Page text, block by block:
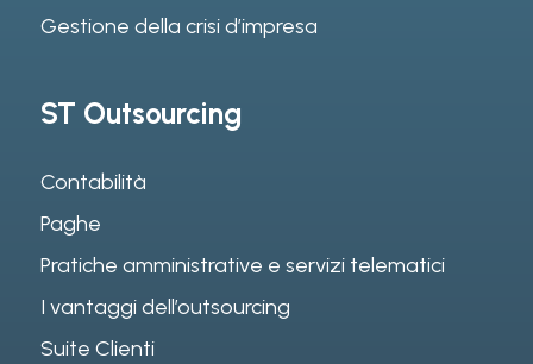
Gestione della crisi d’impresa
ST Outsourcing
Contabilità
Paghe
Pratiche amministrative e servizi telematici
I vantaggi dell’outsourcing
Suite Clienti